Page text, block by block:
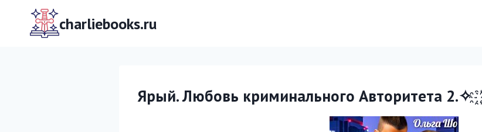
содержимому charliebooks.ru
Ярый. Любовь криминального Авторитета 2.✧ ҈ ҉